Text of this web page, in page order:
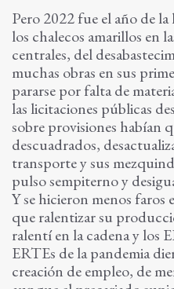
Pero 2022 fue el año de
los chalecos amarillos en
centrales, del
muchas obras en sus
pararse por falta de
las licitaciones públicas
sobre provisiones habían
descuadrados,
transporte y sus
pulso sempiterno y
Y se hicieron menos
que ralentizar su
ralentí en la cadena y los
ERTEs de la pandemia
creación de empleo, de